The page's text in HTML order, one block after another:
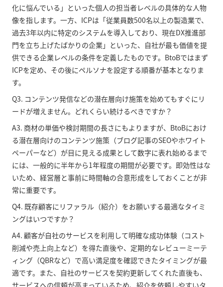
化に悩んでいる」といった個人の担当者レベルの具体的な人物
像を指します。一方、ICPは「従業員数500名以上の製造業で、
過去3年以内に特定のシステムを導入しており、現在DX推進部
門を立ち上げたばかりの企業」といった、自社が最も価値を提
供できる企業レベルの条件を定義したものです。BtoBではまず
ICPを定め、その後にペルソナを設定する順番が基本となりま
す。
Q3. コンテンツ発信などの潜在層向け施策を始めてもすぐにリ
ードが増えません。どれくらい続けるべきですか？
A3. 商材の単価や検討期間の長さにもよりますが、BtoBにおけ
る潜在層向けのコンテンツ施策（ブログ記事のSEOやホワイト
ペーパーなど）が目に見える成果として数字に表れ始めるまで
には、一般的に半年から1年程度の期間が必要です。即効性はな
いため、経営層と事前に時間軸の合意形成をしておくことが非
常に重要です。
Q4. 既存顧客にリファラル（紹介）をお願いする最適なタイミ
ングはいつですか？
A4. 顧客が自社のサービスを利用して明確な成功体験（コスト
削減や売上向上など）を得た直後や、定期的なレビューミーテ
ィング（QBRなど）で高い満足度を確認できたタイミングが最
適です。また、自社のサービスを契約更新してくれた直後も、
サービスへの信頼が高まっているため、紹介を依頼しやすいタ